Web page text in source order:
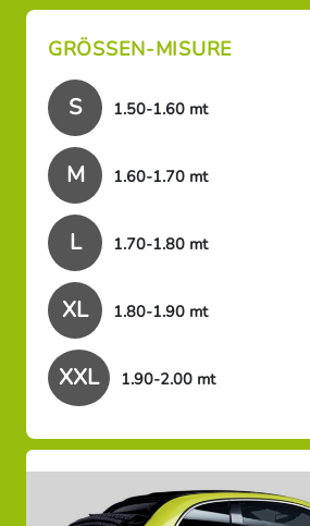
GRÖSSEN-MISURE
S 1.50-1.60 mt
M 1.60-1.70 mt
L 1.70-1.80 mt
XL 1.80-1.90 mt
XXL 1.90-2.00 mt